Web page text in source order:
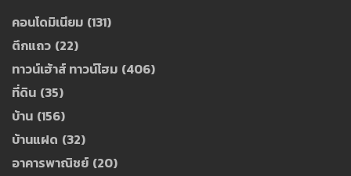
คอนโดมิเนียม (131)
ตึกแถว (22)
ทาวน์เฮ้าส์ ทาวน์โฮม (406)
ที่ดิน (35)
บ้าน (156)
บ้านแฝด (32)
อาคารพาณิชย์ (20)